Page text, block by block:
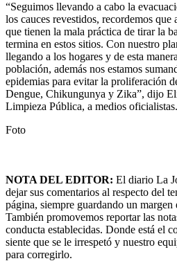
“Seguimos llevando a cabo la
los cauces revestidos, recordemos que
que tienen la mala práctica de tirar la
termina en estos sitios. Con nuestro
llegando a los hogares y de esta
población, además nos estamos
epidemias para evitar la proliferación
Dengue, Chikungunya y Zika”, dijo
Limpieza Pública, a medios oficialistas.
Foto
NOTA DEL EDITOR: El diario La
dejar sus comentarios al respecto del
página, siempre guardando un margen
También promovemos reportar las
conducta establecidas. Donde está el
siente que se le irrespetó y nuestro
para corregirlo.